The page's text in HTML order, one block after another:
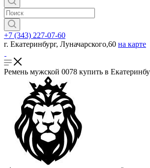
+7 (343) 227-07-60
г. Екатеринбург, Луначарского,60 на карте
Ремень мужской 0078 купить в